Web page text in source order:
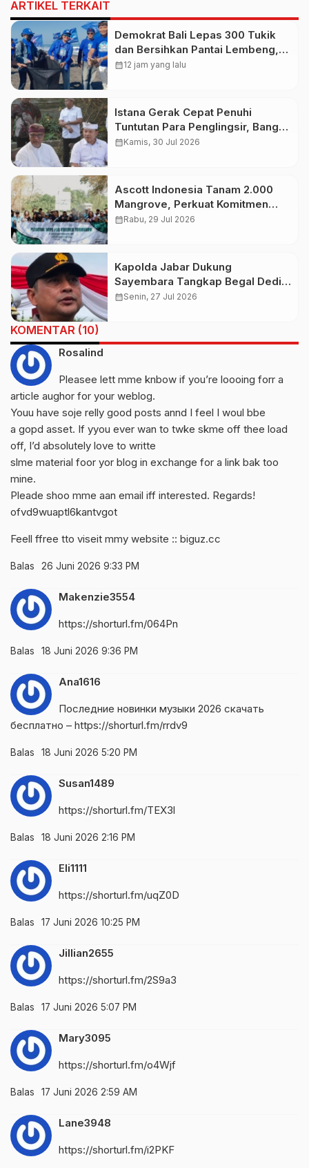
ARTIKEL TERKAIT
Demokrat Bali Lepas 300 Tukik
dan Bersihkan Pantai Lembeng,
Perkuat Gerakan Langit Biru
calendar_month12 jam yang lalu
Istana Gerak Cepat Penuhi
Tuntutan Para Penglingsir, Bangun
Bandara Internasional Bali Utara
calendar_monthKamis, 30 Jul 2026
Ascott Indonesia Tanam 2.000
Mangrove, Perkuat Komitmen
Jaga Ekosistem Pesisir
calendar_monthRabu, 29 Jul 2026
Kapolda Jabar Dukung
Sayembara Tangkap Begal Dedi
Mulyadi, Warga Berpeluang Raih
calendar_monthSenin, 27 Jul 2026
KOMENTAR (10)
Rosalind
Pleasee lett mme knbow if you’re loooing forr a
article aughor for your weblog.
Youu have soje relly good posts annd I feel I woul bbe
a gopd asset. If yyou ever wan to twke skme off thee load
off, I’d absolutely love to writte
slme material foor yor blog in exchange for a link bak too
mine.
Pleade shoo mme aan email iff interested. Regards!
ofvd9wuaptl6kantvgot
Feell ffree tto viseit mmy website :: biguz.cc
Balas 26 Juni 2026 9:33 PM
Makenzie3554
https://shorturl.fm/064Pn
Balas 18 Juni 2026 9:36 PM
Ana1616
Последние новинки музыки 2026 скачать
бесплатно – https://shorturl.fm/rrdv9
Balas 18 Juni 2026 5:20 PM
Susan1489
https://shorturl.fm/TEX3l
Balas 18 Juni 2026 2:16 PM
Eli1111
https://shorturl.fm/uqZ0D
Balas 17 Juni 2026 10:25 PM
Jillian2655
https://shorturl.fm/2S9a3
Balas 17 Juni 2026 5:07 PM
Mary3095
https://shorturl.fm/o4Wjf
Balas 17 Juni 2026 2:59 AM
Lane3948
https://shorturl.fm/i2PKF